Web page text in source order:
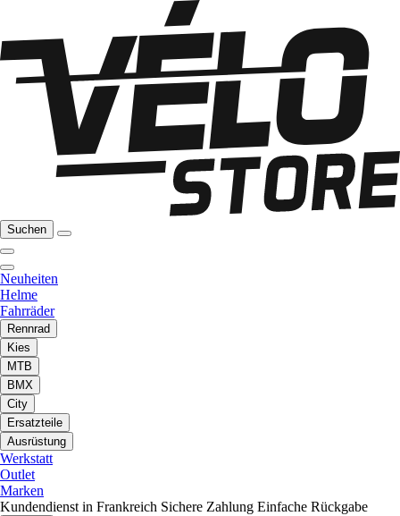
Suchen
Neuheiten
Helme
Fahrräder
Rennrad
Kies
MTB
BMX
City
Ersatzteile
Ausrüstung
Werkstatt
Outlet
Marken
Kundendienst in Frankreich Sichere Zahlung Einfache Rückgabe